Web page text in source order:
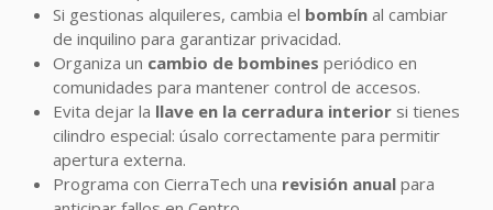
Si gestionas alquileres, cambia el bombín al cambiar
de inquilino para garantizar privacidad.
Organiza un cambio de bombines periódico en
comunidades para mantener control de accesos.
Evita dejar la llave en la cerradura interior si tienes
cilindro especial: úsalo correctamente para permitir
apertura externa.
Programa con CierraTech una revisión anual para